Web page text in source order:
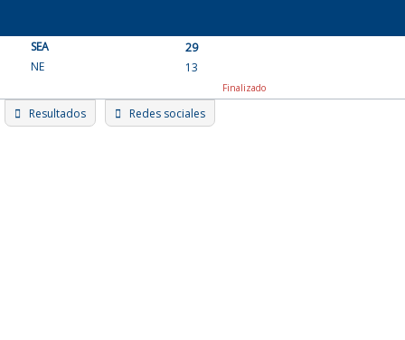
content
SEA
29
NE
13
Finalizado
Resultados Redes sociales